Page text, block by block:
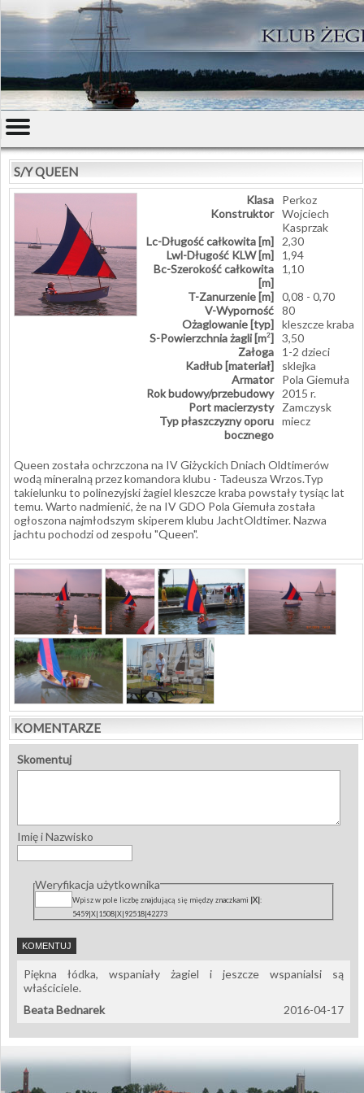
S/Y QUEEN
Klasa
Perkoz
Konstruktor Wojciech
Kasprzak
Lc-Długość całkowita [m]
2,30
Lwl-Długość KLW [m]
1,94
Bc-Szerokość całkowita
[m]
1,10
T-Zanurzenie [m] 0,08 - 0,70
V-Wyporność 80
Ożaglowanie [typ] kleszcze kraba
S-Powierzchnia żagli [m2] 3,50
Załoga
1-2 dzieci
Kadłub [materiał]
sklejka
Armator
Pola Giemuła
Rok budowy/przebudowy
2015 r.
Port macierzysty
Zamczysk
Typ płaszczyzny oporu
bocznego
miecz
Queen została ochrzczona na IV Giżyckich Dniach Oldtimerów
wodą mineralną przez komandora klubu - Tadeusza Wrzos.Typ
takielunku to polinezyjski żagiel kleszcze kraba powstały tysiąc lat
temu. Warto nadmienić, że na IV GDO Pola Giemuła została
ogłoszona najmłodszym skiperem klubu JachtOldtimer. Nazwa
jachtu pochodzi od zespołu "Queen".
KOMENTARZE
Skomentuj
Imię i Nazwisko
Weryfikacja użytkownika
Wpisz w pole liczbę znajdującą się między znaczkami |X|:
5459|X|1508|X|92518|42273
Piękna łódka, wspaniały żagiel i jeszcze wspanialsi są
właściciele.
2016-04-17
Beata Bednarek